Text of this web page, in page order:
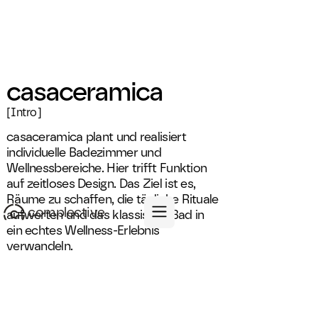
complective
casaceramica
[Intro]
casaceramica plant und realisiert
individuelle Badezimmer und
Wellnessbereiche. Hier trifft Funktion
auf zeitloses Design. Das Ziel ist es,
Räume zu schaffen, die tägliche Rituale
aufwerten und das klassische Bad in
ein echtes Wellness-Erlebnis
verwandeln.